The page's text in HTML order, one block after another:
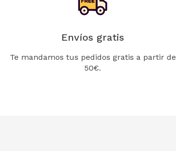
Envíos gratis
Te mandamos tus pedidos gratis a partir de
50€.